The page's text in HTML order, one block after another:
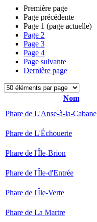
Première page
Page précédente
Page 1 (page actuelle)
Page 2
Page 3
Page 4
Page suivante
Dernière page
Nom
Phare de L'Anse-à-la-Cabane
Phare de L'Échouerie
Phare de l'Île-Brion
Phare de l'Île-d'Entrée
Phare de l'Île-Verte
Phare de La Martre